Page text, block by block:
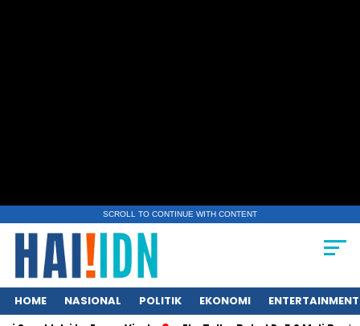
SCROLL TO CONTINUE WITH CONTENT
HOME NASIONAL POLITIK EKONOMI ENTERTAINMENT